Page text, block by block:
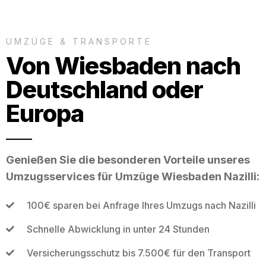
UMZÜGE & TRANSPORTE
Von Wiesbaden nach
Deutschland oder
Europa
Genießen Sie die besonderen Vorteile unseres
Umzugsservices für Umzüge Wiesbaden Nazilli:
100€ sparen bei Anfrage Ihres Umzugs nach Nazilli
Schnelle Abwicklung in unter 24 Stunden
Versicherungsschutz bis 7.500€ für den Transport